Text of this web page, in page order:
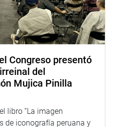
Congreso presentó
del
Mujica Pinilla
libro “La imagen
de iconografía peruana y